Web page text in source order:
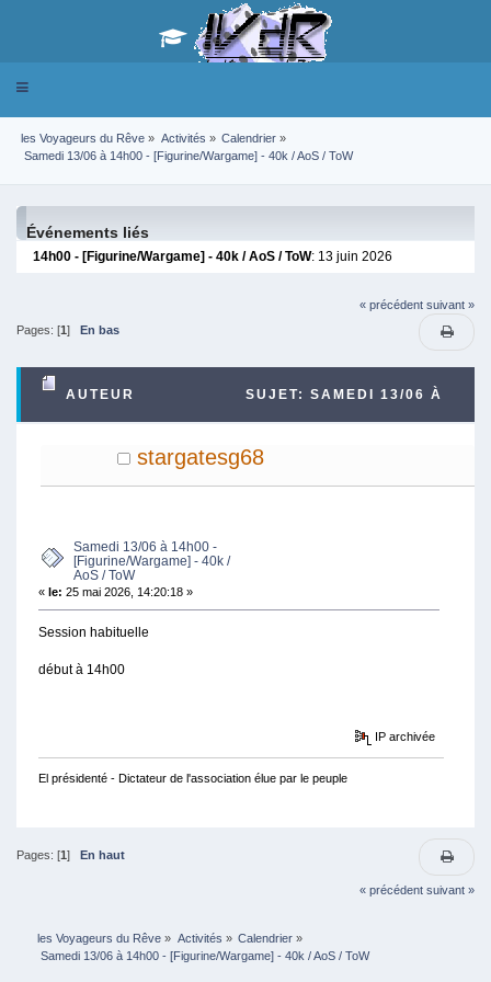
Toggle
les Voyageurs du Rêve » Activités » Calendrier»
Samedi 13/06 à 14h00 - [Figurine/Wargame] - 40k / AoS / ToW
Événements liés
14h00 - [Figurine/Wargame] - 40k / AoS / ToW: 13 juin 2026
« précédent suivant »
Pages: [1] En bas
AUTEUR SUJET: SAMEDI 13/06 À
14H00 - [FIGURINE/WARGAME] - 40K / AOS / TOW
stargatesg68
Samedi 13/06 à 14h00 -
[Figurine/Wargame] - 40k /
AoS / ToW
« le: 25 mai 2026, 14:20:18 »
Session habituelle
début à 14h00
IP archivée
El présidenté - Dictateur de l'association élue par le peuple
Pages: [1] En haut
« précédent suivant »
les Voyageurs du Rêve » Activités » Calendrier»
Samedi 13/06 à 14h00 - [Figurine/Wargame] - 40k / AoS / ToW